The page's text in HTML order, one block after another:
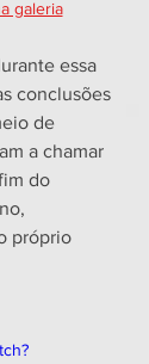
galeria
essa
conclusões
de
a chamar
do
próprio